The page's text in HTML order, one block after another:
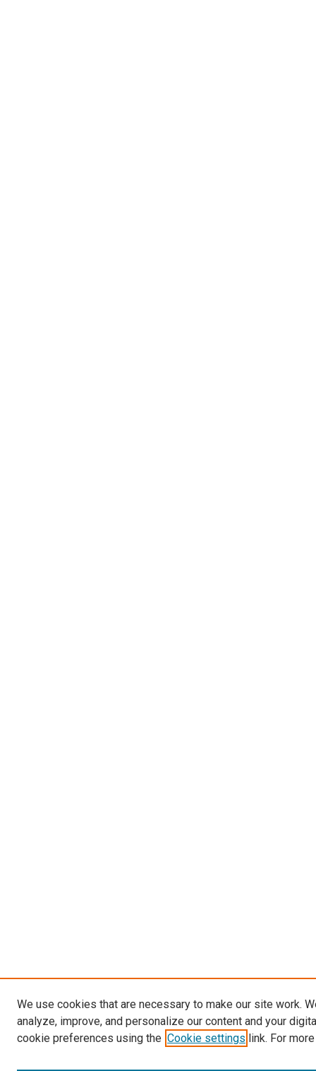
We use cookies that are necessary to make our site work.
analyze, improve, and personalize our content and your
cookie preferences using the Cookie settings link. For